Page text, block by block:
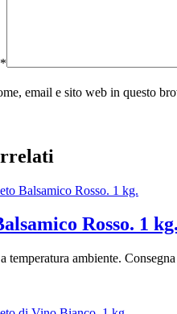
*
email e sito web in questo
Rosso. 1 kg.
temperatura ambiente.